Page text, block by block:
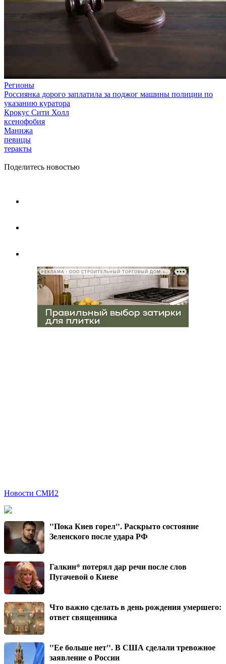
Регионы
Россиянка дорого заплатила за поджог машины полиции по
указанию куратора
Крокус Сити Холл
ксенофобия
Манижа
певицы
теракты
Поделитесь новостью
Новости СМИ2
"Пока Киев горел". Раскрыто состояние
Зеленского после удара РФ
Галкин* потерял дар речи после слов
Пугачевой о Киеве
Что важно сделать в день рождения умершего:
ответ священника
"Ее больше нет". В США сделали тревожное
заявление о России